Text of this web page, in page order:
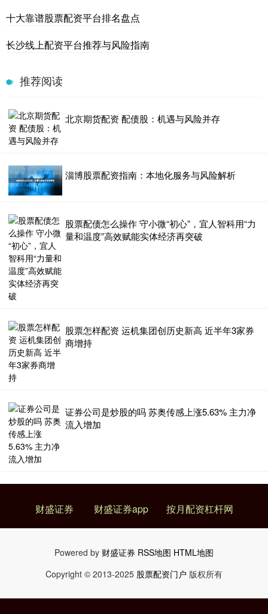
十大靠谱股票配资平台排名盘点
长沙线上配资平台推荐与风险指南
推荐阅读
北京期货配资 配债股：机遇与风险并存
淄博股票配资指南：本地化服务与风险解析
股票配债怎么操作 守小微“初心”，宜人智科用“力
量和温度”高效赋能实体经济再突破
股票怎样配资 运机集团创历史新高 近半年3家券
商增持
证券公司是炒股的吗 苏奥传感上涨5.63% 主力净
流入增加
财盛证券 财盛证券app 按月配资杠杆网
Powered by 财盛证券 RSS地图 HTML地图
Copyright © 2013-2025 股票配资门户 版权所有